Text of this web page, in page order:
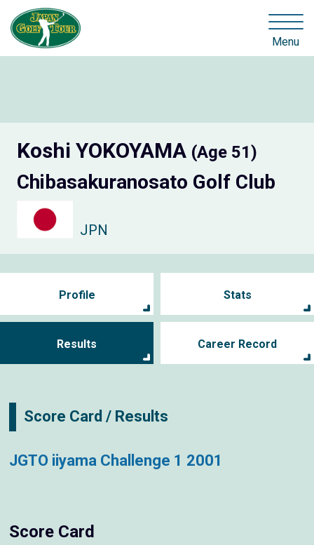
Menu
Koshi YOKOYAMA (Age 51)
Chibasakuranosato Golf Club
JPN
Profile Stats
Results Career Record
Score Card / Results
JGTO iiyama Challenge 1 2001
Score Card